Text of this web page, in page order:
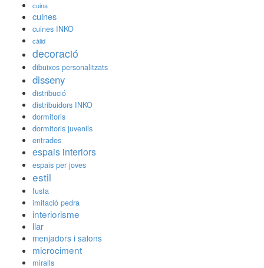
cuina
cuines
cuines INKO
càlid
decoració
dibuixos personalitzats
disseny
distribució
distribuidors INKO
dormitoris
dormitoris juvenils
entrades
espais interiors
espais per joves
estil
fusta
imitació pedra
interiorisme
llar
menjadors i salons
microciment
miralls